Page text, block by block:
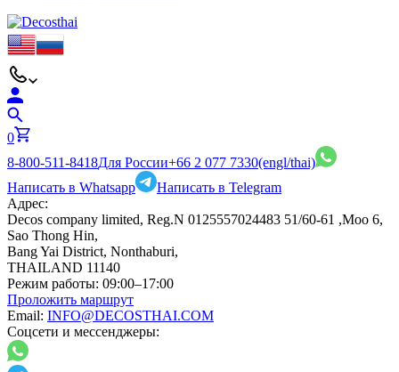
0
8-800-511-8418Для России+66 2 077 7330(engl/thai)
Написать в Whatsapp
Написать в Telegram
Адрес:
Decos company limited, Reg.N 0125557024483 51/60-61 ,Moo 6,
Sao Thong Hin,
Bang Yai District, Nonthaburi,
THAILAND 11140
Режим работы: 09:00–17:00
Проложить маршрут
Email: INFO@DECOSTHAI.COM
Соцсети и мессенджеры: